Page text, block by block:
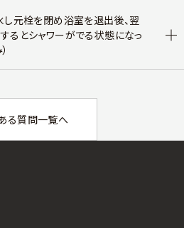
し元栓を閉め浴室を退出後、翌
るとシャワーがでる状態になっ
る質問一覧へ